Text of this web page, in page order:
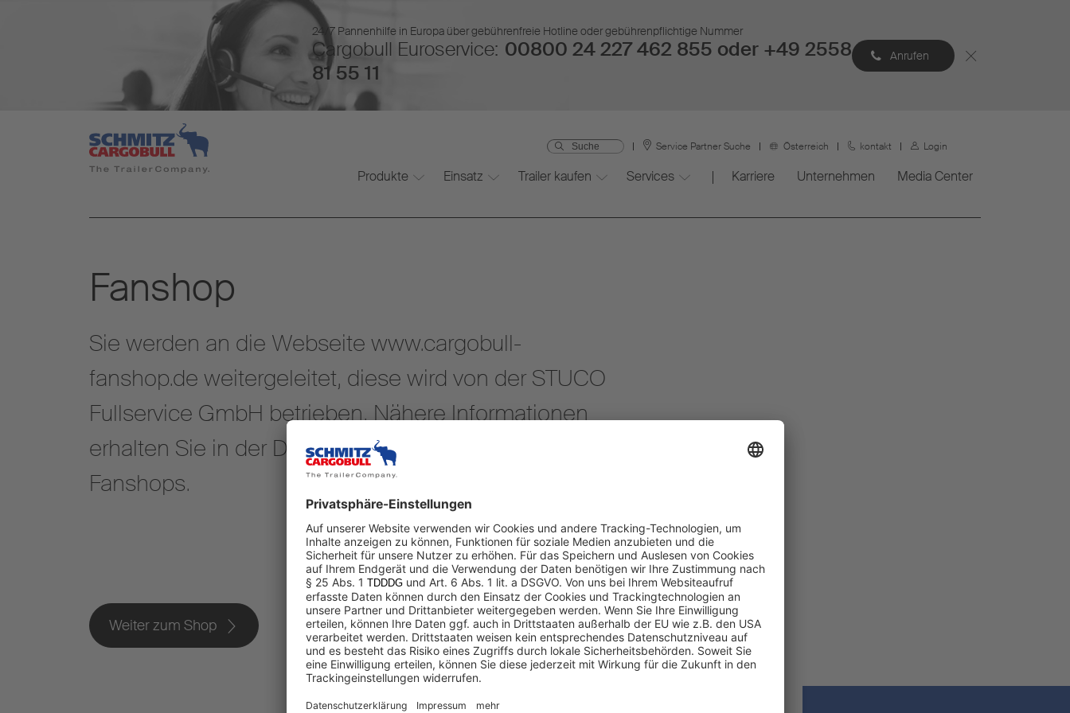
24/7 Pannenhilfe in Europa über gebührenfreie Hotline oder gebührenpflichtige Nummer
Cargobull Euroservice: 00800 24 227 462 855 oder +49 2558
81 55 11
Anrufen
Service Partner Suche Österreich kontakt Login
Produkte Einsatz Trailer kaufen Services Karriere Unternehmen Media Center
Fanshop
Sie werden an die Webseite www.cargobull-
fanshop.de weitergeleitet, diese wird von der STUCO
Fullservice GmbH betrieben. Nähere Informationen
erhalten Sie in der Datenschutzerklärung des
Fanshops.
Weiter zum Shop